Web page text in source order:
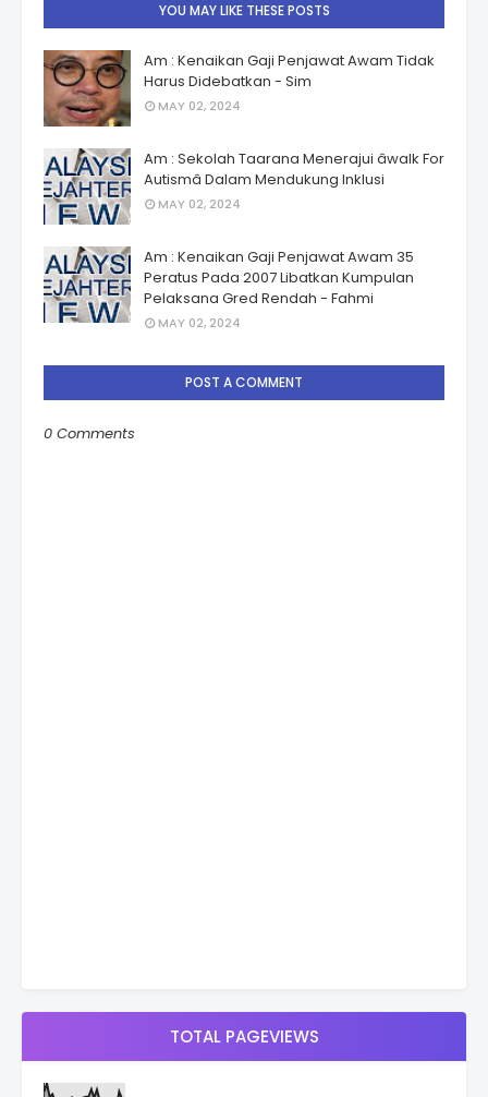
YOU MAY LIKE THESE POSTS
Am : Kenaikan Gaji Penjawat Awam Tidak
Harus Didebatkan - Sim
MAY 02, 2024
Am : Sekolah Taarana Menerajui âwalk For
Autismâ Dalam Mendukung Inklusi
MAY 02, 2024
Am : Kenaikan Gaji Penjawat Awam 35
Peratus Pada 2007 Libatkan Kumpulan
Pelaksana Gred Rendah - Fahmi
MAY 02, 2024
POST A COMMENT
0 Comments
TOTAL PAGEVIEWS